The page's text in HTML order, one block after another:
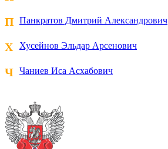
П Панкратов Дмитрий Александрович
Х Хусейнов Эльдар Арсенович
Ч Чаниев Иса Асхабович